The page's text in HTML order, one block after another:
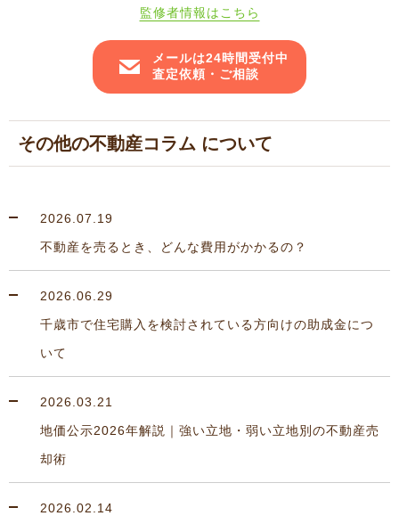
監修者情報はこちら
メールは24時間受付中
査定依頼・ご相談
その他の不動産コラム について
2026.07.19
不動産を売るとき、どんな費用がかかるの？
2026.06.29
千歳市で住宅購入を検討されている方向けの助成金につ
いて
2026.03.21
地価公示2026年解説｜強い立地・弱い立地別の不動産売
却術
2026.02.14